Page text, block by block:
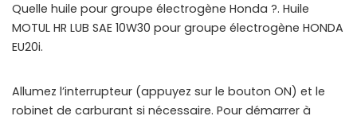
Quelle huile pour groupe électrogène Honda ?. Huile
MOTUL HR LUB SAE 10W30 pour groupe électrogène HONDA
EU20i.
Allumez l’interrupteur (appuyez sur le bouton ON) et le
robinet de carburant si nécessaire. Pour démarrer à